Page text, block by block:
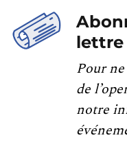
Pour
de
notre